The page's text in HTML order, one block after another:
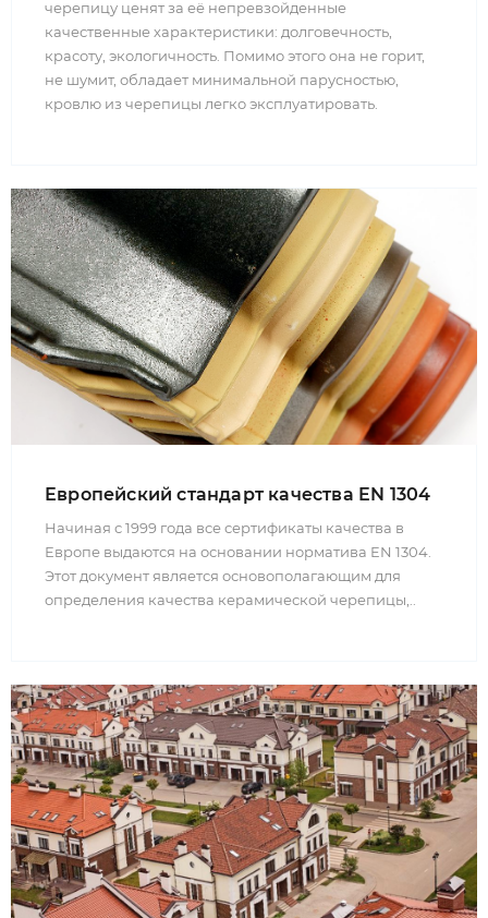
черепицу ценят за её непревзойденные
качественные характеристики: долговечность,
красоту, экологичность. Помимо этого она не горит,
не шумит, обладает минимальной парусностью,
кровлю из черепицы легко эксплуатировать.
Европейский стандарт качества EN 1304
Начиная с 1999 года все сертификаты качества в
Европе выдаются на основании норматива EN 1304.
Этот документ является основополагающим для
определения качества керамической черепицы,..